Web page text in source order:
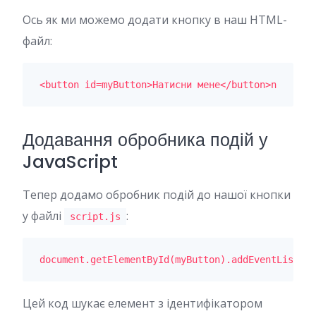
Ось як ми можемо додати кнопку в наш HTML-
файл:
<button id=myButton>Натисни мене</button>n
Додавання обробника подій у
JavaScript
Тепер додамо обробник подій до нашої кнопки
у файлі
script.js :
Цей код шукає елемент з ідентифікатором